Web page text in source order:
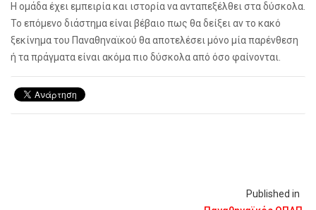
Published in
Η ομάδα έχει εμπειρία και ιστορία να ανταπεξέλθει στα δύσκολα.
Το επόμενο διάστημα είναι βέβαιο πως θα δείξει αν το κακό
ξεκίνημα του Παναθηναϊκού θα αποτελέσει μόνο μία παρένθεση
ή τα πράγματα είναι ακόμα πιο δύσκολα από όσο φαίνονται.